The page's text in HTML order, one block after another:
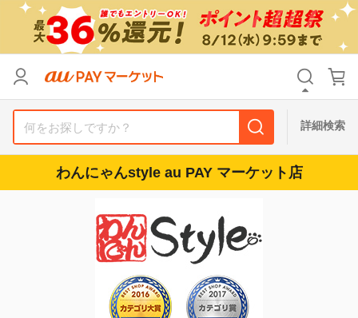
詳細検索
わんにゃんstyle au PAY マーケット店
支払い方法
タイムセール
Pontaパス特典対象すべて ポイントUPセレクトのみ
サンキュー配送対象 レビューキャンペーン
リセット
支払い方法
タイムセール
Pontaパス特典対象すべて ポイントUPセレクトのみ
サンキュー配送対象 レビューキャンペーン